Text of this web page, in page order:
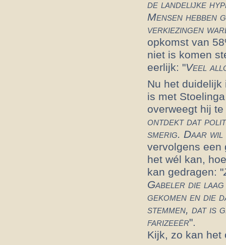
de landelijke
Mensen hebben
verkiezingen
opkomst van
niet is komen
eerlijk: "Veel
Nu het
is met
overweegt hij
ontdekt dat
smerig. Daar wil
vervolgens een
het wél kan,
kan gedragen: "
Gabeler die
gekomen en die
stemmen, dat is
farizeeër".
Kijk, zo kan het